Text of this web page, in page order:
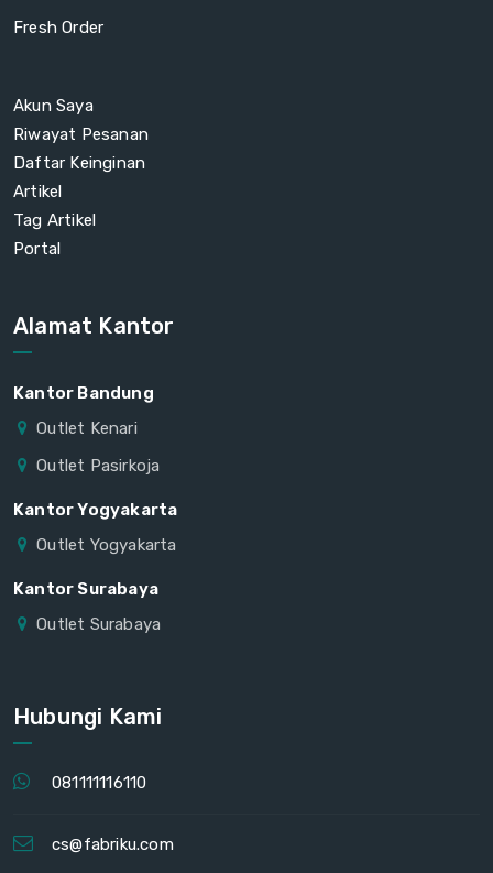
Fresh Order
Akun Saya
Riwayat Pesanan
Daftar Keinginan
Artikel
Tag Artikel
Portal
Alamat Kantor
Kantor Bandung
Outlet Kenari
Outlet Pasirkoja
Kantor Yogyakarta
Outlet Yogyakarta
Kantor Surabaya
Outlet Surabaya
Hubungi Kami
081111116110
cs@fabriku.com